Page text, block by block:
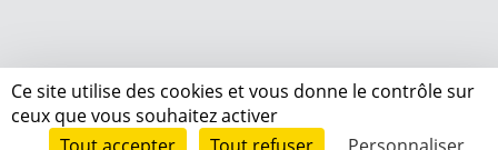
Ce site utilise des cookies et vous donne le contrôle sur
ceux que vous souhaitez activer